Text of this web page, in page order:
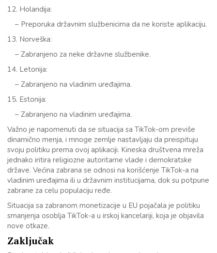
12. Holandija:
– Preporuka državnim službenicima da ne koriste aplikaciju.
13. Norveška:
– Zabranjeno za neke državne službenike.
14. Letonija:
– Zabranjeno na vladinim uređajima.
15. Estonija:
– Zabranjeno na vladinim uređajima.
Važno je napomenuti da se situacija sa TikTok-om previše
dinamično menja, i mnoge zemlje nastavljaju da preispituju
svoju politiku prema ovoj aplikaciji. Kineska društvena mreža
jednako iritira religiozne autoritarne vlade i demokratske
države. Većina zabrana se odnosi na korišćenje TikTok-a na
vladinim uređajima ili u državnim institucijama, dok su potpune
zabrane za celu populaciju ređe.
Situacija sa zabranom monetizacije u EU pojačala je politiku
smanjenja osoblja TikTok-a u irskoj kancelariji, koja je objavila
nove otkaze.
Zaključak